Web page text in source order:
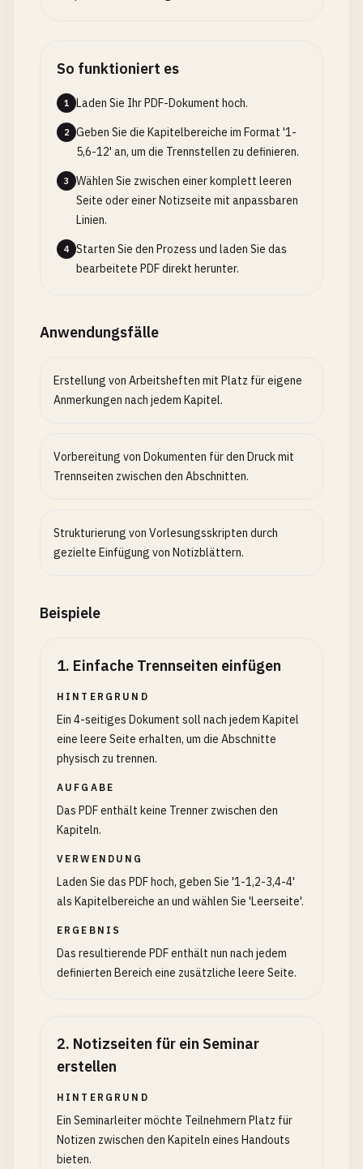
So funktioniert es
1 Laden Sie Ihr PDF-Dokument hoch.
2
Geben Sie die Kapitelbereiche im Format '1-
5,6-12' an, um die Trennstellen zu definieren.
3
Wählen Sie zwischen einer komplett leeren
Seite oder einer Notizseite mit anpassbaren
Linien.
4
Starten Sie den Prozess und laden Sie das
bearbeitete PDF direkt herunter.
Anwendungsfälle
Erstellung von Arbeitsheften mit Platz für eigene
Anmerkungen nach jedem Kapitel.
Vorbereitung von Dokumenten für den Druck mit
Trennseiten zwischen den Abschnitten.
Strukturierung von Vorlesungsskripten durch
gezielte Einfügung von Notizblättern.
Beispiele
1. Einfache Trennseiten einfügen
HINTERGRUND
Ein 4-seitiges Dokument soll nach jedem Kapitel
eine leere Seite erhalten, um die Abschnitte
physisch zu trennen.
AUFGABE
Das PDF enthält keine Trenner zwischen den
Kapiteln.
VERWENDUNG
Laden Sie das PDF hoch, geben Sie '1-1,2-3,4-4'
als Kapitelbereiche an und wählen Sie 'Leerseite'.
ERGEBNIS
Das resultierende PDF enthält nun nach jedem
definierten Bereich eine zusätzliche leere Seite.
2. Notizseiten für ein Seminar
erstellen
HINTERGRUND
Ein Seminarleiter möchte Teilnehmern Platz für
Notizen zwischen den Kapiteln eines Handouts
bieten.